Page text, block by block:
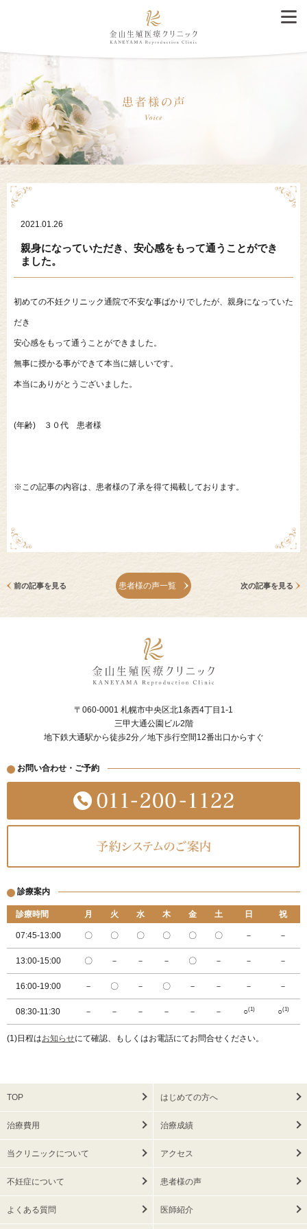
2021.01.26
親身になっていただき、安心感をもって通うことができ
ました。
初めての不妊クリニック通院で不安な事ばかりでしたが、親身になっていた
だき
安心感をもって通うことができました。
無事に授かる事ができて本当に嬉しいです。
本当にありがとうございました。
(年齢) ３０代 患者様
※この記事の内容は、患者様の了承を得て掲載しております。
前の記事を見る 患者様の声一覧 次の記事を見る
〒060-0001 札幌市中央区北1条西4丁目1-1
三甲大通公園ビル2階
地下鉄大通駅から徒歩2分／地下歩行空間12番出口からすぐ
お問い合わせ・ご予約
診療案内
診療時間 月 火 水 木 金 土 日 祝
07:45-13:00 〇 〇 〇 〇 〇 〇 － －
13:00-15:00 〇 － － － 〇 － － －
16:00-19:00 － 〇 － 〇 － － － －
08:30-11:30 － － － － － － ○(1) ○(1)
(1)日程はお知らせにて確認、もしくはお電話にてお問合せください。
TOP はじめての方へ
治療費用 治療成績
当クリニックについて アクセス
不妊症について 患者様の声
よくある質問 医師紹介